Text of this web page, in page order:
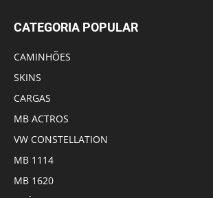
CATEGORIA POPULAR
CAMINHÕES
SKINS
CARGAS
MB ACTROS
VW CONSTELLATION
MB 1114
MB 1620